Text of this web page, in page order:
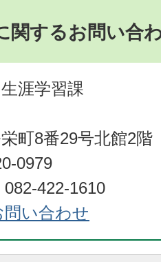
関するお問い合
涯学習課
町8番29号北館2階
0979
422-1610
問い合わせ